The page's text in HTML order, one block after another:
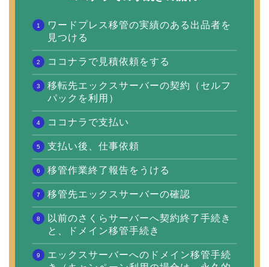
ワードプレス移管の実績のある出品者を
見つける
ココナラで見積依頼をする
移転先エックスサーバーの契約（セルフ
パックを利用）
ココナラで支払い
支払い後、仕事依頼
移管作業終了報告をうける
移管先エックスサーバーの確認
以前のさくらサーバーへ契約終了手続き
と、ドメイン移管手続き
エックスサーバーへのドメイン移管手続